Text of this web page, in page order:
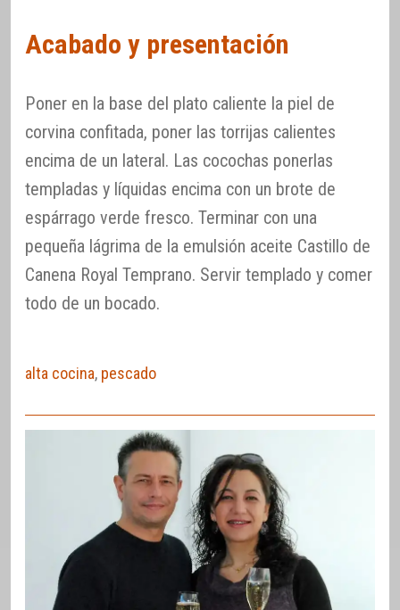
Acabado y presentación
Poner en la base del plato caliente la piel de
corvina confitada, poner las torrijas calientes
encima de un lateral. Las cocochas ponerlas
templadas y líquidas encima con un brote de
espárrago verde fresco. Terminar con una
pequeña lágrima de la emulsión aceite Castillo de
Canena Royal Temprano. Servir templado y comer
todo de un bocado.
alta cocina, pescado